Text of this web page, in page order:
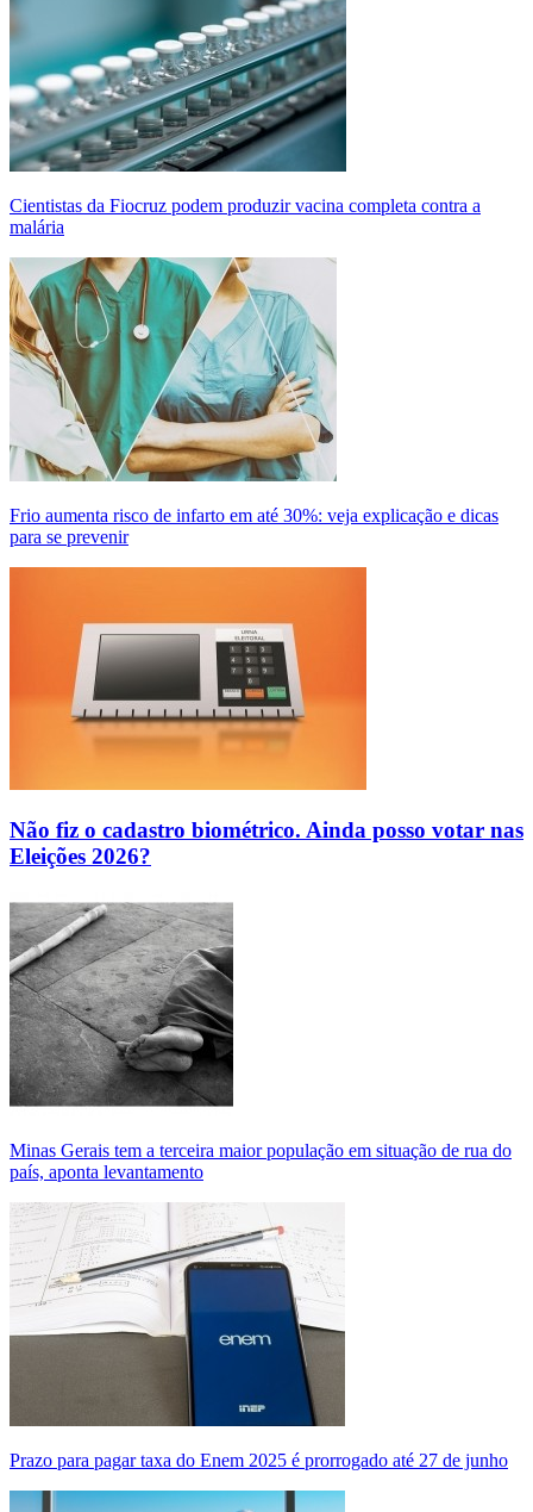
Cientistas da Fiocruz podem produzir vacina completa contra a
malária
Frio aumenta risco de infarto em até 30%: veja explicação e dicas
para se prevenir
Não fiz o cadastro biométrico. Ainda posso votar nas
Eleições 2026?
Minas Gerais tem a terceira maior população em situação de rua do
país, aponta levantamento
Prazo para pagar taxa do Enem 2025 é prorrogado até 27 de junho